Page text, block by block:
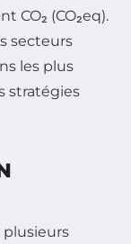
CO₂ (CO₂eq).
secteurs
les plus
stratégies